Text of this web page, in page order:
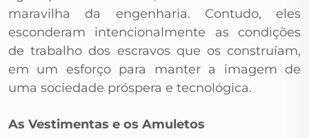
maravilha da engenharia. Contudo, eles
esconderam intencionalmente as condições
de trabalho dos escravos que os construíam,
em um esforço para manter a imagem de
uma sociedade próspera e tecnológica.
As Vestimentas e os Amuletos